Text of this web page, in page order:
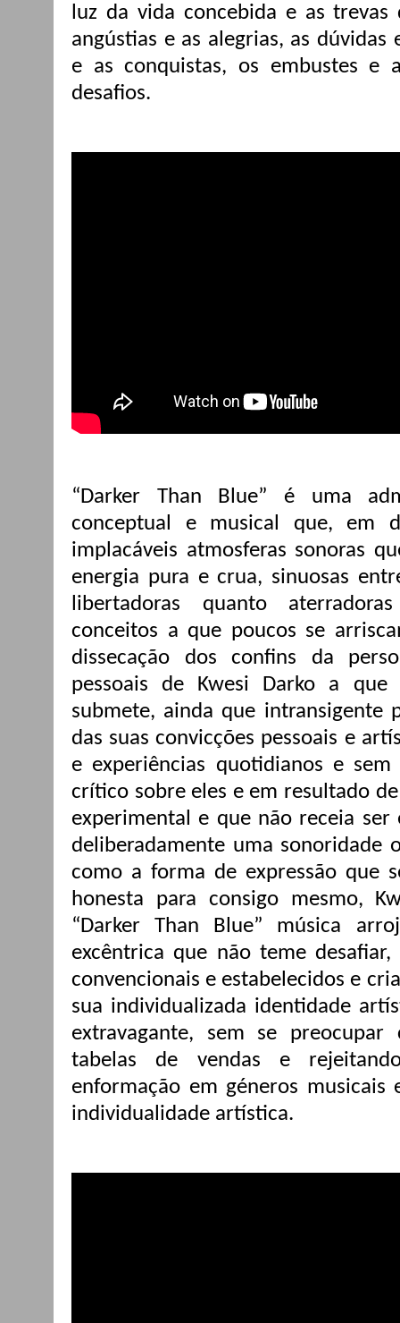
luz da vida concebida e as
angústias e as alegrias, as dúvidas
e as conquistas, os embustes e
desafios.
“Darker Than Blue” é uma
conceptual e musical que, em
implacáveis atmosferas sonoras
energia pura e crua, sinuosas
libertadoras quanto
conceitos a que poucos se
dissecação dos confins da
pessoais de Kwesi Darko a que
submete, ainda que intransigente
das suas convicções pessoais e
e experiências quotidianos e
crítico sobre eles e em resultado
experimental e que não receia
deliberadamente uma sonoridade
como a forma de expressão que
honesta para consigo mesmo,
“Darker Than Blue” música
excêntrica que não teme
convencionais e estabelecidos e
sua individualizada identidade
extravagante, sem se preocupar
tabelas de vendas e
enformação em géneros musicais
individualidade artística.